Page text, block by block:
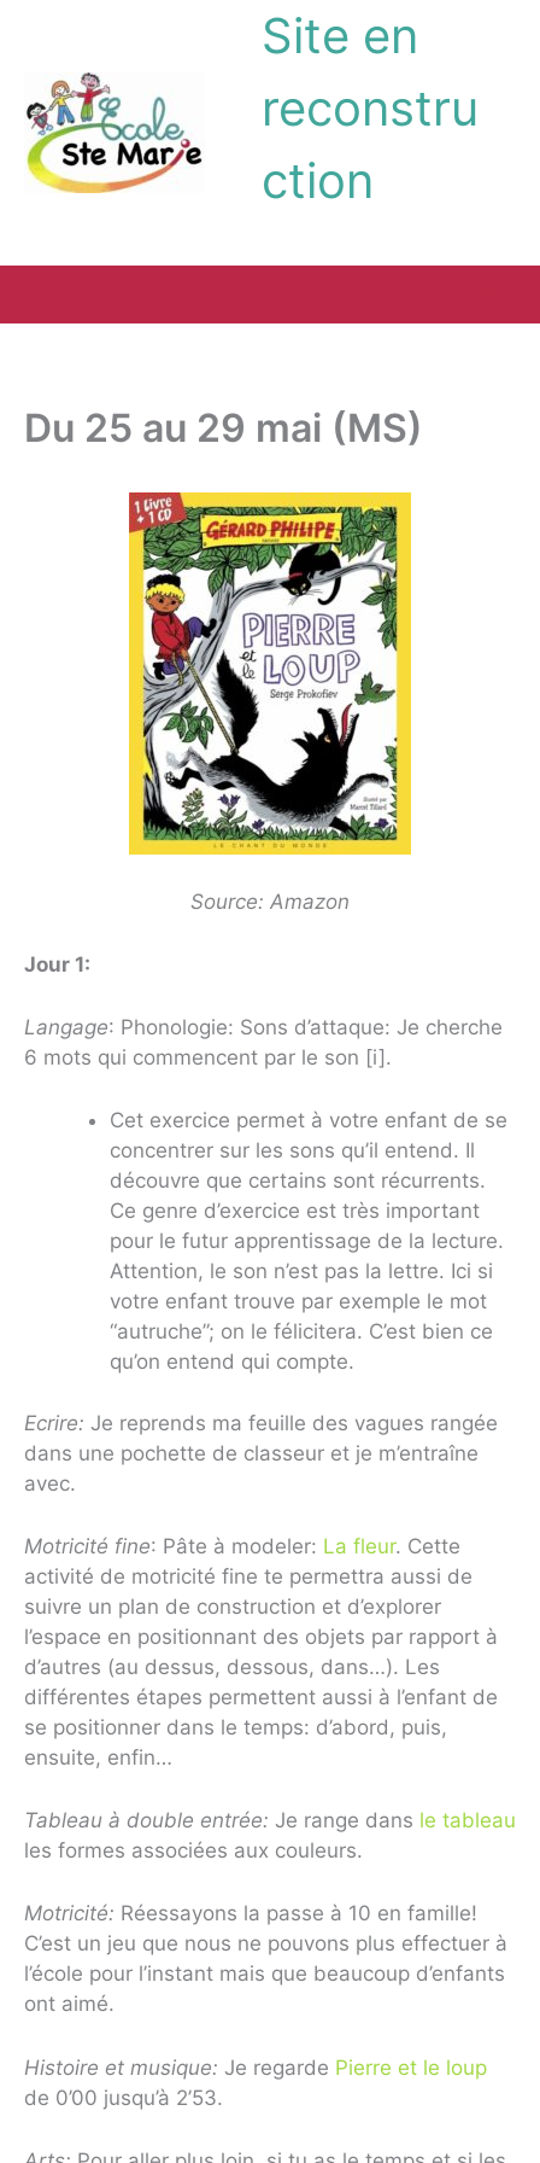
contenu
Site en
reconstru
ction
Du 25 au 29 mai (MS)
Source: Amazon
Jour 1:
Langage: Phonologie: Sons d’attaque: Je cherche
6 mots qui commencent par le son [i].
Cet exercice permet à votre enfant de se
concentrer sur les sons qu’il entend. Il
découvre que certains sont récurrents.
Ce genre d’exercice est très important
pour le futur apprentissage de la lecture.
Attention, le son n’est pas la lettre. Ici si
votre enfant trouve par exemple le mot
“autruche”; on le félicitera. C’est bien ce
qu’on entend qui compte.
Ecrire: Je reprends ma feuille des vagues rangée
dans une pochette de classeur et je m’entraîne
avec.
Motricité fine: Pâte à modeler: La fleur. Cette
activité de motricité fine te permettra aussi de
suivre un plan de construction et d’explorer
l’espace en positionnant des objets par rapport à
d’autres (au dessus, dessous, dans…). Les
différentes étapes permettent aussi à l’enfant de
se positionner dans le temps: d’abord, puis,
ensuite, enfin…
Tableau à double entrée: Je range dans le tableau
les formes associées aux couleurs.
Motricité: Réessayons la passe à 10 en famille!
C’est un jeu que nous ne pouvons plus effectuer à
l’école pour l’instant mais que beaucoup d’enfants
ont aimé.
Histoire et musique: Je regarde Pierre et le loup
de 0’00 jusqu’à 2’53.